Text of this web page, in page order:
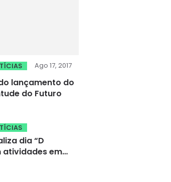
Ago 17, 2017
lançamento do
do Futuro
dia “D
atividades em